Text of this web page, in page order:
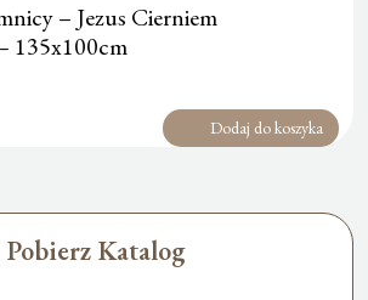
– Jezus Cierniem
135x100cm
Dodaj do koszyka
Pobierz Katalog